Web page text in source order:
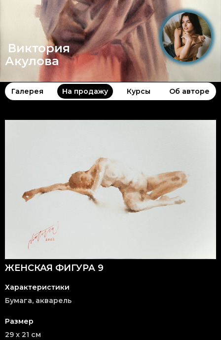
Виктория
Акулова
Галерея На продажу Курсы Об авторе
ЖЕНСКАЯ ФИГУРА 9
Характеристики
Бумага, акварель
Размер
29 x 21 см